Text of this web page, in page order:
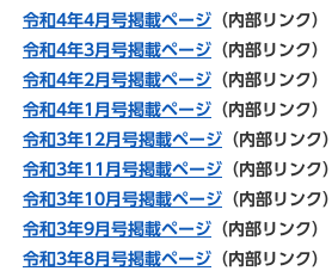
令和4年4月号掲載ページ （内部リンク）
令和4年3月号掲載ページ （内部リンク）
令和4年2月号掲載ページ （内部リンク）
令和4年1月号掲載ページ （内部リンク）
令和3年12月号掲載ページ （内部リンク）
令和3年11月号掲載ページ （内部リンク）
令和3年10月号掲載ページ （内部リンク）
令和3年9月号掲載ページ （内部リンク）
令和3年8月号掲載ページ （内部リンク）